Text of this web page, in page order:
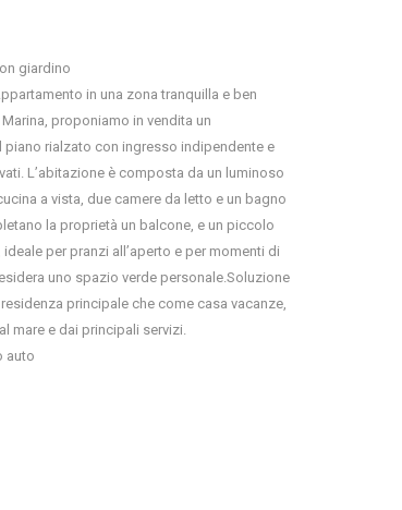
giardino
in una zona tranquilla e ben
proponiamo in vendita un
piano rialzato con ingresso indipendente e
L’abitazione è composta da un luminoso
a vista, due camere da letto e un bagno
la proprietà un balcone, e un piccolo
per pranzi all’aperto e per momenti di
uno spazio verde personale.Soluzione
principale che come casa vacanze,
mare e dai principali servizi.
auto